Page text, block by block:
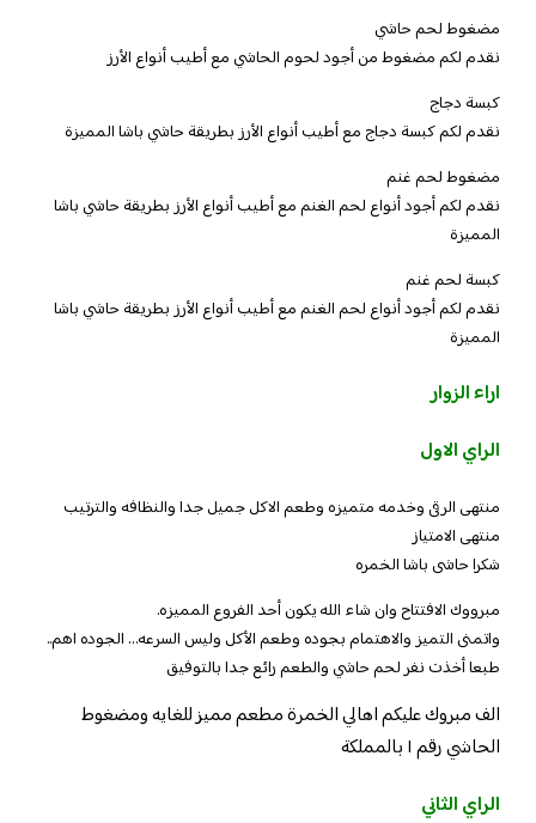
مضغوط لحم حاشي
نقدم لكم مضغوط من أجود لحوم الحاشي مع أطيب أنواع الأرز
كبسة دجاج
نقدم لكم كبسة دجاج مع أطيب أنواع الأرز بطريقة حاشي باشا المميزة
مضغوط لحم غنم
نقدم لكم أجود أنواع لحم الغنم مع أطيب أنواع الأرز بطريقة حاشي باشا
المميزة
كبسة لحم غنم
نقدم لكم أجود أنواع لحم الغنم مع أطيب أنواع الأرز بطريقة حاشي باشا
المميزة
اراء الزوار
الراي الاول
منتهى الرقى وخدمه متميزه وطعم الاكل جميل جدا والنظافه والترتيب
منتهى الامتياز
شكرا حاشى باشا الخمره
مبرووك الافتتاح وان شاء الله يكون أحد الفروع المميزه.
واتمنى التميز والاهتمام بجوده وطعم الأكل وليس السرعه… الجوده اهم..
طبعا أخذت نفر لحم حاشي والطعم رائع جدا بالتوفيق
الف مبروك عليكم اهالي الخمرة مطعم مميز للغايه ومضغوط
الحاشي رقم ١ بالمملكة
الراي الثاني